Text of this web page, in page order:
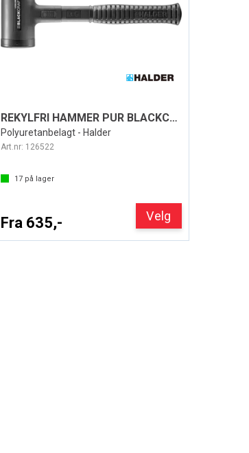
REKYLFRI HAMMER PUR BLACKCRAFT
Polyuretanbelagt - Halder
Art.nr: 126522
17 på lager
Fra 635,- Velg